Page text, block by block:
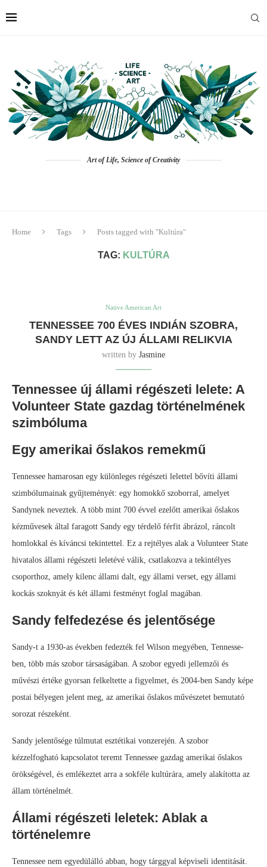
Art of Life, Science of Creativity
Home Tags Posts tagged with "Kultúra"
TAG: KULTÚRA
Native American Art
TENNESSEE 700 ÉVES INDIÁN SZOBRA,
SANDY LETT AZ ÚJ ÁLLAMI RELIKVIA
written by Jasmine
Tennessee új állami régészeti lelete: A
Volunteer State gazdag történelmének
szimbóluma
Egy amerikai őslakos remekmű
Tennessee hamarosan egy különleges régészeti lelettel bővíti állami
szimbólumainak gyűjteményét: egy homokkő szoborral, amelyet
Sandynek neveztek. A több mint 700 évvel ezelőtt amerikai őslakos
kézművesek által faragott Sandy egy térdelő férfit ábrázol, ráncolt
homlokkal és kíváncsi tekintettel. Ez a rejtélyes alak a Volunteer State
hivatalos állami régészeti leletévé válik, csatlakozva a tekintélyes
csoporthoz, amely kilenc állami dalt, egy állami verset, egy állami
kockás szoknyát és két állami festményt foglal magában.
Sandy felfedezése és jelentősége
Sandy-t a 1930-as években fedezték fel Wilson megyében, Tennesse-
ben, több más szobor társaságában. A szobor egyedi jellemzői és
művészi értéke gyorsan felkeltette a figyelmet, és 2004-ben Sandy képe
postai bélyegen jelent meg, az amerikai őslakos művészetet bemutató
sorozat részeként.
Sandy jelentősége túlmutat esztétikai vonzerején. A szobor
kézzelfogható kapcsolatot teremt Tennessee gazdag amerikai őslakos
örökségével, és emlékeztet arra a sokféle kultúrára, amely alakította az
állam történelmét.
Állami régészeti leletek: Ablak a
történelemre
Tennessee nem egyedülálló abban, hogy tárggyal képviseli identitását.